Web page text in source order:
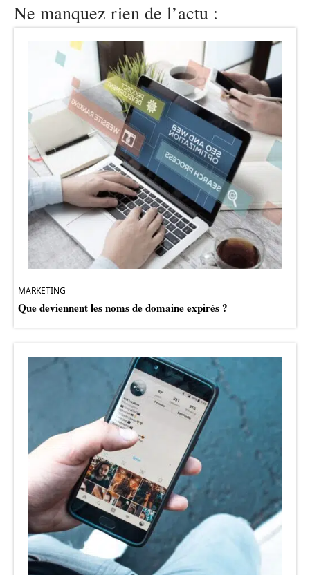
Ne manquez rien de l’actu :
MARKETING
Que deviennent les noms de domaine expirés ?